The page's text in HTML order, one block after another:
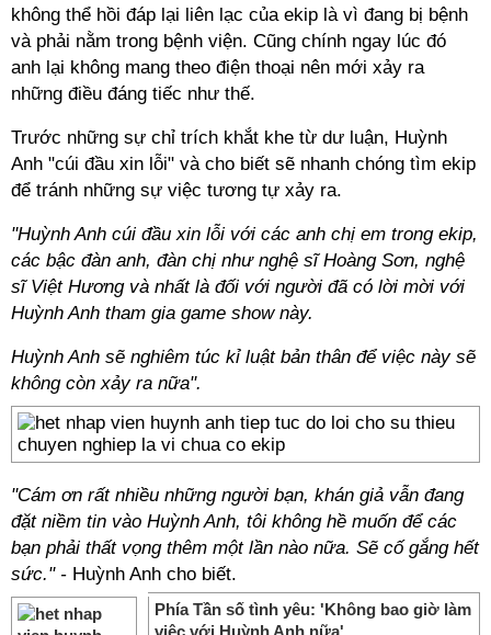
không thể hồi đáp lại liên lạc của ekip là vì đang bị bệnh
và phải nằm trong bệnh viện. Cũng chính ngay lúc đó
anh lại không mang theo điện thoại nên mới xảy ra
những điều đáng tiếc như thế.
Trước những sự chỉ trích khắt khe từ dư luận, Huỳnh
Anh "cúi đầu xin lỗi" và cho biết sẽ nhanh chóng tìm ekip
để tránh những sự việc tương tự xảy ra.
"Huỳnh Anh cúi đầu xin lỗi với các anh chị em trong ekip,
các bậc đàn anh, đàn chị như nghệ sĩ Hoàng Sơn, nghệ
sĩ Việt Hương và nhất là đối với người đã có lời mời với
Huỳnh Anh tham gia game show này.
Huỳnh Anh sẽ nghiêm túc kỉ luật bản thân để việc này sẽ
không còn xảy ra nữa".
"Cám ơn rất nhiều những người bạn, khán giả vẫn đang
đặt niềm tin vào Huỳnh Anh, tôi không hề muốn để các
bạn phải thất vọng thêm một lần nào nữa. Sẽ cố gắng hết
sức." - Huỳnh Anh cho biết.
Phía Tần số tình yêu: 'Không bao giờ làm
việc với Huỳnh Anh nữa'